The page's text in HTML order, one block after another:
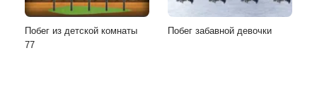
Побег из детской комнаты
77
Побег забавной девочки